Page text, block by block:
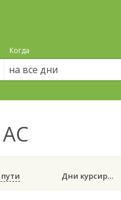
Когда
на все дни
пути Дни курсирования